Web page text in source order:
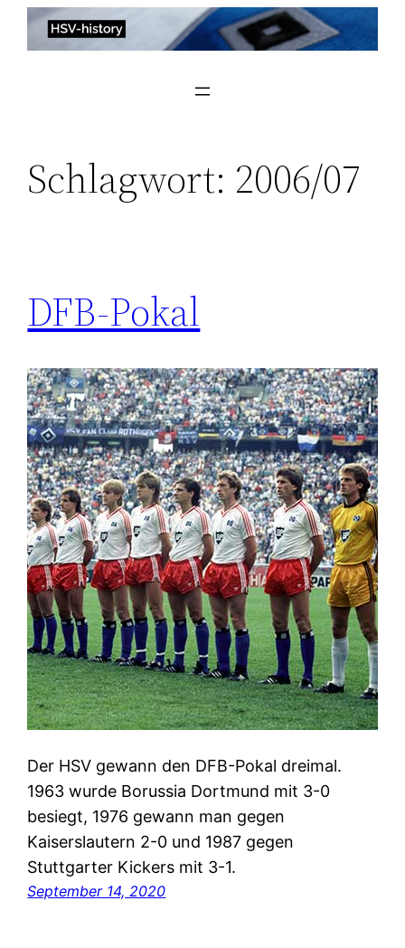
Zum
Inhalt
Schlagwort: 2006/07
DFB-Pokal
Der HSV gewann den DFB-Pokal dreimal.
1963 wurde Borussia Dortmund mit 3-0
besiegt, 1976 gewann man gegen
Kaiserslautern 2-0 und 1987 gegen
Stuttgarter Kickers mit 3-1.
September 14, 2020